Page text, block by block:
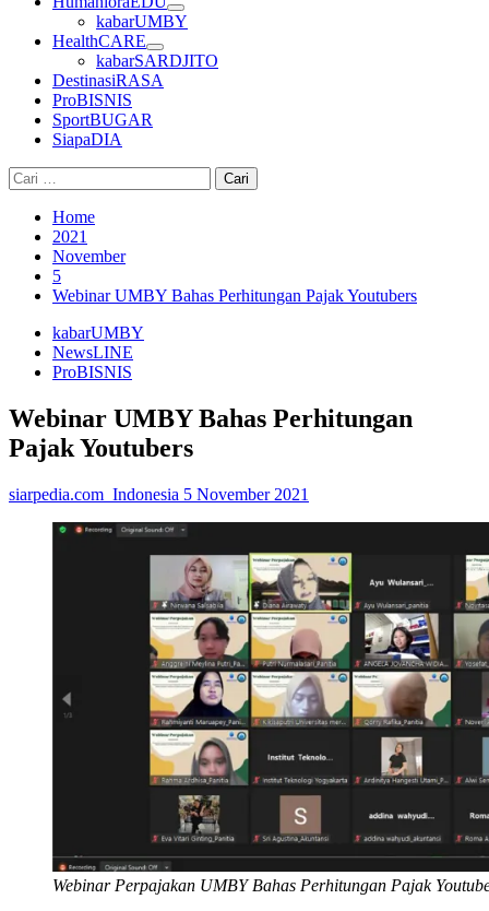
kabarUMBY
HealthCARE
kabarSARDJITO
DestinasiRASA
ProBISNIS
SportBUGAR
SiapaDIA
Cari
untuk:
Home
2021
November
5
Webinar UMBY Bahas Perhitungan Pajak Youtubers
kabarUMBY
NewsLINE
ProBISNIS
Webinar UMBY Bahas Perhitungan
Pajak Youtubers
siarpedia.com_Indonesia 5 November 2021
Webinar Perpajakan UMBY Bahas Perhitungan Pajak